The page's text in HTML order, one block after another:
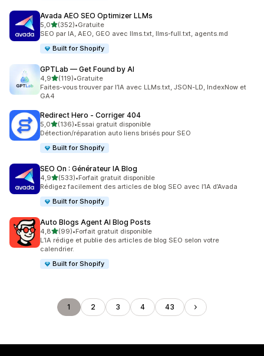
Avada AEO SEO Optimizer LLMs
5,0étoile(s) sur 5
(352)
352 avis au total
•Gratuite
SEO par IA, AEO, GEO avec llms.txt, llms-full.txt, agents.md
Built for Shopify
GPTLab — Get Found by AI
4,9étoile(s) sur 5
(119)
119 avis au total
•Gratuite
Faites-vous trouver par l’IA avec LLMs.txt, JSON-LD, IndexNow et
GA4
Redirect Hero ‑ Corriger 404
5,0étoile(s) sur 5
(136)
136 avis au total
•Essai gratuit disponible
Détection/réparation auto liens brisés pour SEO
Built for Shopify
SEO On : Générateur IA Blog
4,9étoile(s) sur 5
(533)
533 avis au total
•Forfait gratuit disponible
Rédigez facilement des articles de blog SEO avec l’IA d’Avada
Built for Shopify
Auto Blogs Agent AI Blog Posts
4,8étoile(s) sur 5
(99)
99 avis au total
•Forfait gratuit disponible
L’IA rédige et publie des articles de blog SEO selon votre
calendrier.
Built for Shopify
1 2 3 4 43